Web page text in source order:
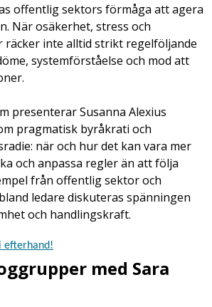
offentlig sektors förmåga att agera
När osäkerhet, stress och
räcker inte alltid strikt regelföljande
systemförståelse och mod att
presenterar Susanna Alexius
pragmatisk byråkrati och
när och hur det kan vara mer
och anpassa regler än att följa
från offentlig sektor och
ledare diskuteras spänningen
och handlingskraft.
efterhand!
med Sara